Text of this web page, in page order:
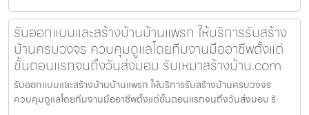
รับออกแบบและสร้างบ้านบ้านแพรก ให้บริการรับสร้าง
บ้านครบวงจร ควบคุมดูแลโดยทีมงานมืออาชีพตั้งแต่
ขั้นตอนแรกจนถึงวันส่งมอบ รับเหมาสร้างบ้าน.com
รับออกแบบและสร้างบ้านบ้านแพรก ให้บริการรับสร้างบ้านครบวงจร
ควบคุมดูแลโดยทีมงานมืออาชีพตั้งแต่ขั้นตอนแรกจนถึงวันส่งมอบ รั